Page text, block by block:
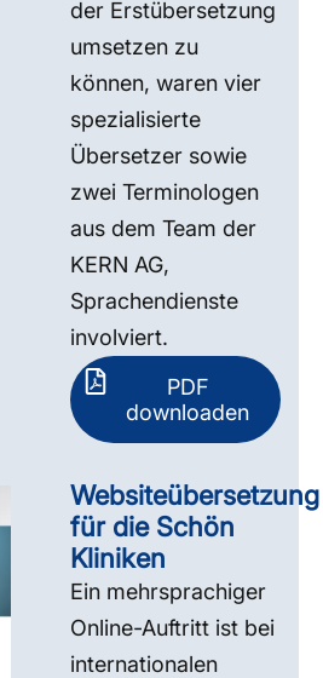
der Erstübersetzung
umsetzen zu
können, waren vier
spezialisierte
Übersetzer sowie
zwei Terminologen
aus dem Team der
KERN AG,
Sprachendienste
involviert.
PDF
downloaden
Websiteübersetzung
für die Schön
Kliniken
Ein mehrsprachiger
Online-Auftritt ist bei
internationalen